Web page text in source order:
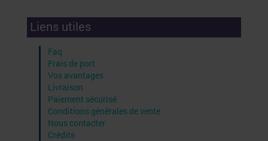
Liens utiles
Faq
Frais de port
Vos avantages
Livraison
Paiement sécurisé
Conditions générales de vente
Nous contacter
Crédits